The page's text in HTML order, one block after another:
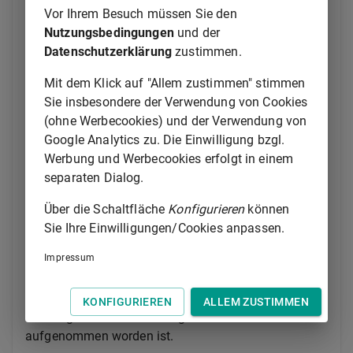
13. Mai 2017 eingeleitet worden sind, nur dann nach
den vor dem 13. Mai 2017 geltenden
Rechtsvorschriften abgeschlossen werden, wenn die
Beteiligung der Behörden und der sonstigen Träger
öffentlicher Belange nach § 4 Absatz 1 Satz 1 oder
nach sonstigen Vorschriften dieses Gesetzes vor dem
16. Mai 2017 eingeleitet worden ist. § 233 Absatz 1
Satz 2 bleibt unberührt.
(2) Bebauungspläne oder Satzungen mit Regelungen
nach § 22 Absatz 1 Satz 1 Nummer 3 und 4 finden
keine Anwendung, wenn die Regelung nach § 1010
13. Mai 2017 getroffen worden ist. Bebauungspläne
Satz 1 Nummer 5 finden keine Anwendung, wenn die
Nutzung als Nebenwohnung vor dem 13. Mai 2017
aufgenommen worden ist.
Vor Ihrem Besuch müssen Sie den
Nutzungsbedingungenund der
Datenschutzerklärung zustimmen.
Mit dem Klick auf "Allem zustimmen" stimmen
Sie insbesondere der Verwendung von Cookies
(ohne Werbecookies) und der Verwendung von
Google Analytics zu. Die Einwilligung bzgl.
Werbung und Werbecookies erfolgt in einem
separaten Dialog.
Über die Schaltfläche Konfigurierenkönnen
Sie Ihre Einwilligungen/Cookies anpassen.
Impressum
KONFIGURIEREN ALLEM ZUSTIMMEN